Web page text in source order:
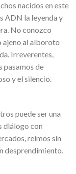
nacidos en este
ADN la leyenda y
No conozco
ajeno al alboroto
Irreverentes,
pasamos de
y el silencio.
puede ser una
diálogo con
reímos sin
desprendimiento.